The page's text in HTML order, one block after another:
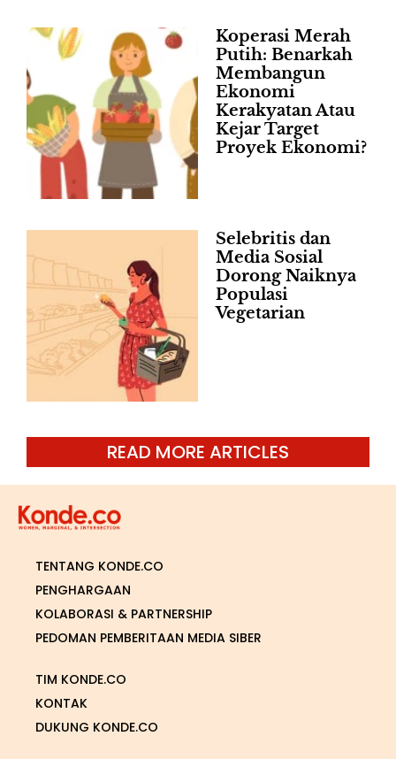
Koperasi Merah
Putih: Benarkah
Membangun
Ekonomi
Kerakyatan Atau
Kejar Target
Proyek Ekonomi?
Selebritis dan
Media Sosial
Dorong Naiknya
Populasi
Vegetarian
READ MORE ARTICLES
TENTANG KONDE.CO
PENGHARGAAN
KOLABORASI & PARTNERSHIP
PEDOMAN PEMBERITAAN MEDIA SIBER
TIM KONDE.CO
KONTAK
DUKUNG KONDE.CO